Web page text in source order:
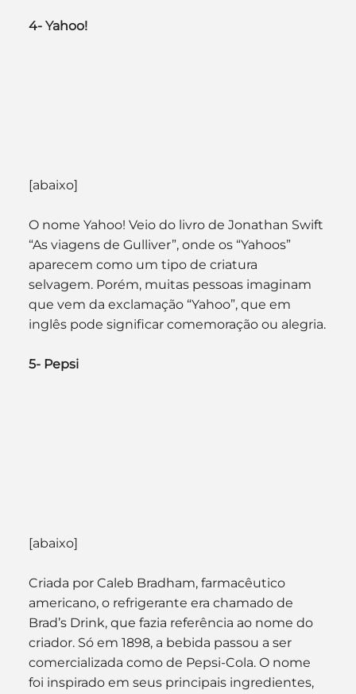
4- Yahoo!
[abaixo]
O nome Yahoo! Veio do livro de Jonathan Swift
“As viagens de Gulliver”, onde os “Yahoos”
aparecem como um tipo de criatura
selvagem. Porém, muitas pessoas imaginam
que vem da exclamação “Yahoo”, que em
inglês pode significar comemoração ou alegria.
5- Pepsi
[abaixo]
Criada por Caleb Bradham, farmacêutico
americano, o refrigerante era chamado de
Brad’s Drink, que fazia referência ao nome do
criador. Só em 1898, a bebida passou a ser
comercializada como de Pepsi-Cola. O nome
foi inspirado em seus principais ingredientes,